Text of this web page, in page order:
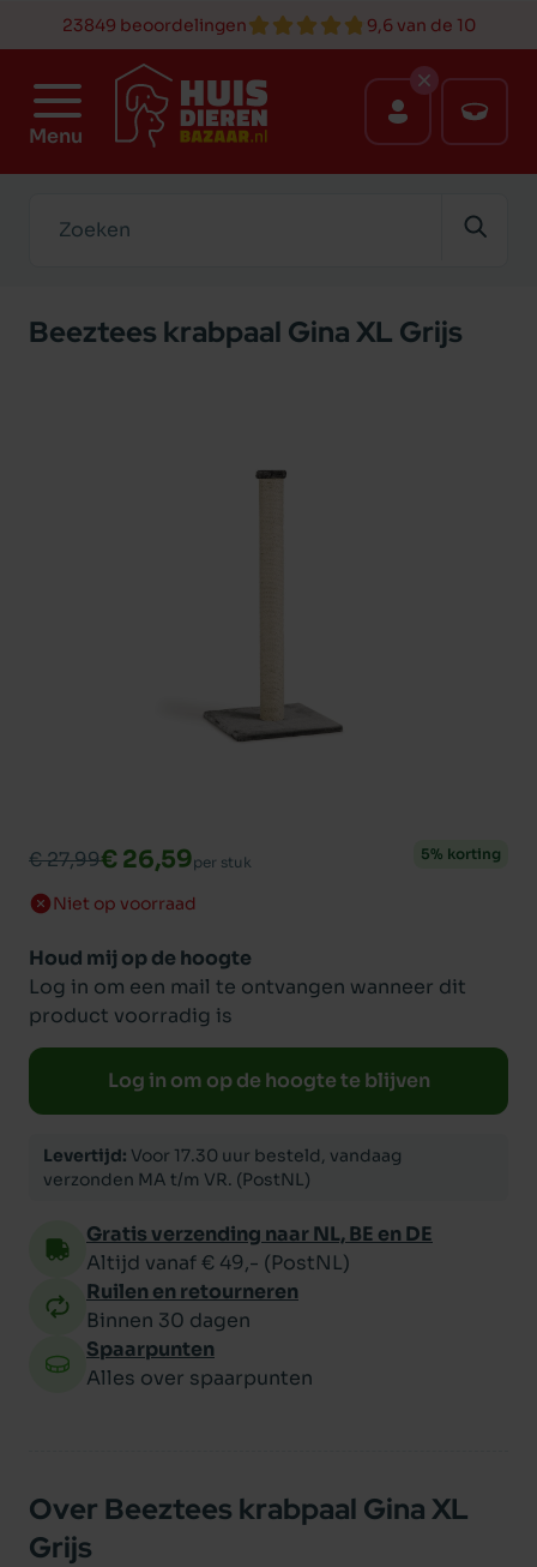
23849 beoordelingen 9,6 van de 10
Menu
Beeztees krabpaal Gina XL Grijs
€ 27,99€ 26,59per stuk 5% korting
Niet op voorraad
Houd mij op de hoogte
Log in om een mail te ontvangen wanneer dit
product voorradig is
Log in om op de hoogte te blijven
Levertijd: Voor 17.30 uur besteld, vandaag
verzonden MA t/m VR. (PostNL)
Gratis verzending naar NL, BE en DE
Altijd vanaf € 49,- (PostNL)
Ruilen en retourneren
Binnen 30 dagen
Spaarpunten
Alles over spaarpunten
Over Beeztees krabpaal Gina XL
Grijs